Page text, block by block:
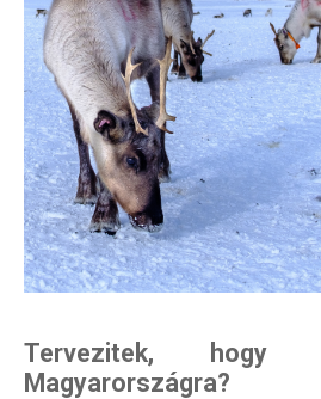
Tervezitek, hogy
Magyarországra?